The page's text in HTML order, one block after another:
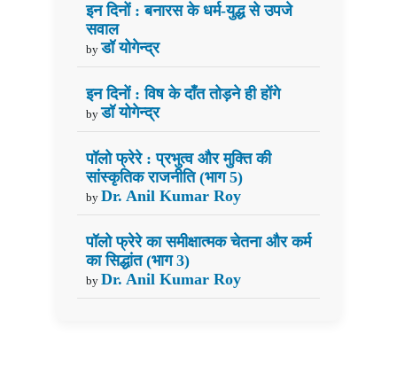
इन दिनों : बनारस के धर्म-युद्ध से उपजे
सवाल
by डॉ योगेन्द्र
इन दिनों : विष के दाँत तोड़ने ही होंगे
by डॉ योगेन्द्र
पॉलो फ्रेरे : प्रभुत्व और मुक्ति की
सांस्कृतिक राजनीति (भाग 5)
by Dr. Anil Kumar Roy
पॉलो फ्रेरे का समीक्षात्मक चेतना और कर्म
का सिद्धांत (भाग 3)
by Dr. Anil Kumar Roy